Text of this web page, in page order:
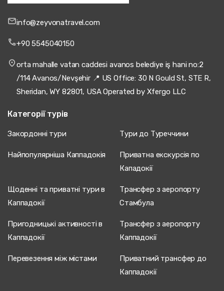
info@zeyvonatravel.com
+90 5545040150
orta mahalle vatan caddesi avanos belediye iş hani no:2
/114 Avanos/Nevşehir 📍 US Office: 30 N Gould St, STE R,
Sheridan, WY 82801, USA Operated by Xfergo LLC
Категорії турів
Закордонні тури Тури до Туреччини
Найпопулярніша Каппадокія
Приватна екскурсія по
Кападокії
Щоденні та приватні тури в
Каппадокії
Трансфер з аеропорту
Стамбула
Пригодницькі активності в
Каппадокії
Трансфер з аеропорту
Каппадокії
Перевезення між містами
Приватний трансфер до
Каппадокії